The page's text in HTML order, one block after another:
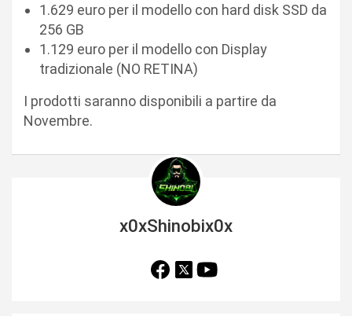
1.629 euro per il modello con hard disk SSD da
256 GB
1.129 euro per il modello con Display
tradizionale (NO RETINA)
I prodotti saranno disponibili a partire da
Novembre.
x0xShinobix0x